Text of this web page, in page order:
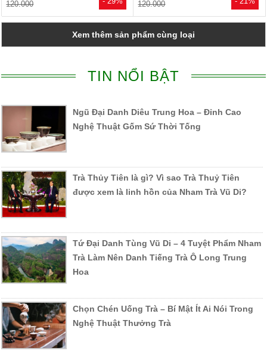
120.000 120.000
Xem thêm sản phẩm cùng loại
TIN NỔI BẬT
Ngũ Đại Danh Diêu Trung Hoa – Đỉnh Cao
Nghệ Thuật Gốm Sứ Thời Tống
Trà Thủy Tiên là gì? Vì sao Trà Thuỷ Tiên
được xem là linh hồn của Nham Trà Vũ Di?
Tứ Đại Danh Tùng Vũ Di – 4 Tuyệt Phẩm Nham
Trà Làm Nên Danh Tiếng Trà Ô Long Trung
Hoa
Chọn Chén Uống Trà – Bí Mật Ít Ai Nói Trong
Nghệ Thuật Thưởng Trà